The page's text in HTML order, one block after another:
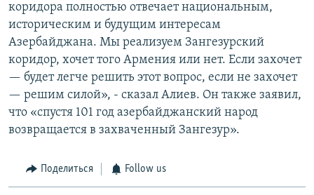
коридора полностью отвечает национальным,
историческим и будущим интересам
Азербайджана. Мы реализуем Зангезурский
коридор, хочет того Армения или нет. Если захочет
— будет легче решить этот вопрос, если не захочет
— решим силой», - сказал Алиев. Он также заявил,
что «спустя 101 год азербайджанский народ
возвращается в захваченный Зангезур».
Поделиться Follow us